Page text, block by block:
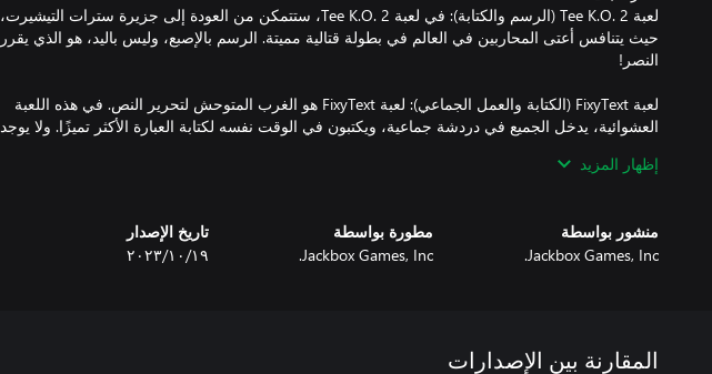
لعبة Tee K.O. 2 (الرسم والكتابة): في لعبة Tee K.O. 2، ستتمكن من العودة إلى جزيرة سترات التيشيرت،
حيث يتنافس أعتى المحاربين في العالم في بطولة قتالية مميتة. الرسم بالإصبع، وليس باليد، هو الذي يقرر
لعبة FixyText (الكتابة والعمل الجماعي): لعبة FixyText هو الغرب المتوحش لتحرير النص. في هذه اللعبة
العشوائية، يدخل الجميع في دردشة جماعية، ويكتبون في الوقت نفسه لكتابة العبارة الأكثر تميزًا. ولا يوجد
لعبة Timejinx (مسلية): في لعبة Timejinx، أنت مسافر عبر الزمن من المستقبل وتنافس في ليلة مسلية
عليك أنت ومجموعتك تأليف الموسيقى معًا للهروب من نبات الغابة الجائع.
إظهار المزيد
منشور بواسطة
Jackbox Games, Inc.
مطورة بواسطة
Jackbox Games, Inc.
تاريخ الإصدار
١٩‏/١٠‏/٢٠٢٣
المقارنة بين الإصدارات